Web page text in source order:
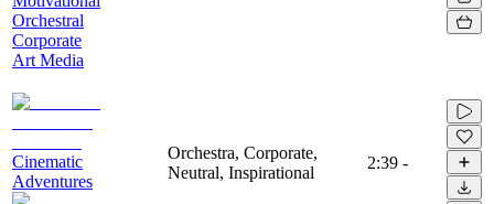
Orchestral
Corporate
Art Media
Cinematic
Adventures
Orchestra, Corporate,
Neutral, Inspirational
2:39 -